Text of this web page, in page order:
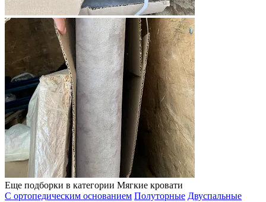
Еще подборки в категории Мягкие кровати
С ортопедическим основанием Полуторные Двуспальные